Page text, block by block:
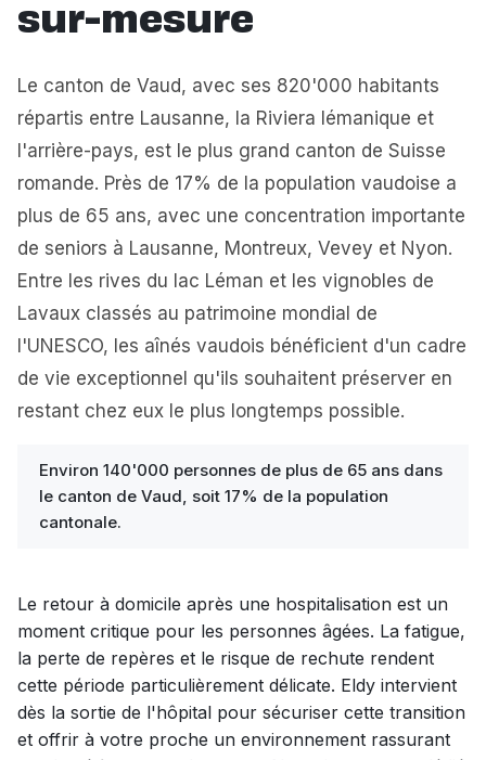
sur-mesure
Le canton de Vaud, avec ses 820'000 habitants
répartis entre Lausanne, la Riviera lémanique et
l'arrière-pays, est le plus grand canton de Suisse
romande. Près de 17% de la population vaudoise a
plus de 65 ans, avec une concentration importante
de seniors à Lausanne, Montreux, Vevey et Nyon.
Entre les rives du lac Léman et les vignobles de
Lavaux classés au patrimoine mondial de
l'UNESCO, les aînés vaudois bénéficient d'un cadre
de vie exceptionnel qu'ils souhaitent préserver en
restant chez eux le plus longtemps possible.
Environ 140'000 personnes de plus de 65 ans dans
le canton de Vaud, soit 17% de la population
cantonale.
Le retour à domicile après une hospitalisation est un
moment critique pour les personnes âgées. La fatigue,
la perte de repères et le risque de rechute rendent
cette période particulièrement délicate. Eldy intervient
dès la sortie de l'hôpital pour sécuriser cette transition
et offrir à votre proche un environnement rassurant